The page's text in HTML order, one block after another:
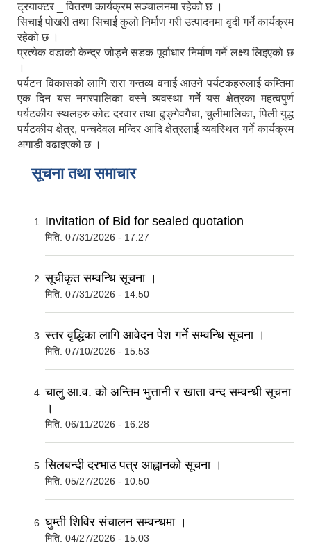
ट्रयाक्टर _ वितरण कार्यक्रम सञ्चालनमा रहेको छ ।
सिचाई पोखरी तथा सिचाई कुलो निर्माण गरी उत्पादनमा वृदी गर्ने कार्यक्रम
रहेको छ ।
प्रत्येक वडाको केन्द्र जोड्ने सडक पूर्वाधार निर्माण गर्ने लक्ष्य लिइएको छ
।
पर्यटन विकासको लागि रारा गन्तव्य वनाई आउने पर्यटकहरुलाई कम्तिमा
एक दिन यस नगरपालिका वस्ने व्यवस्था गर्ने यस क्षेत्रका महत्वपुर्ण
पर्यटकीय स्थलहरु कोट दरवार तथा ढुङ्गेवगैचा, चुलीमालिका, पिली युद्ध
पर्यटकीय क्षेत्र, पन्चदेवल मन्दिर आदि क्षेत्रलाई व्यवस्थित गर्ने कार्यक्रम
अगाडी वढाइएको छ ।
सूचना तथा समाचार
Invitation of Bid for sealed quotation
मिति: 07/31/2026 - 17:27
सूचीकृत सम्वन्धि सूचना ।
मिति: 07/31/2026 - 14:50
स्तर वृद्धिका लागि आवेदन पेश गर्ने सम्वन्धि सूचना ।
मिति: 07/10/2026 - 15:53
चालु आ.व. को अन्तिम भुत्तानी र खाता वन्द सम्वन्धी सूचना
।
मिति: 06/11/2026 - 16:28
सिलबन्दी दरभाउ पत्र आह्वानकाे सूचना ।
मिति: 05/27/2026 - 10:50
घुम्ती शिविर संचालन सम्वन्धमा ।
मिति: 04/27/2026 - 15:03